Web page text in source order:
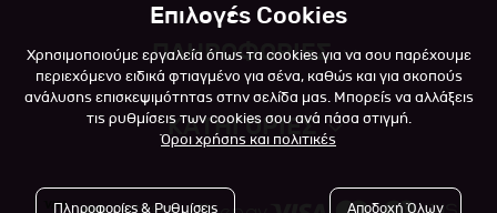
Πληροφορίες λογαριασμού
Λίστα αγαπημένων
Πολιτική επιστροφών
ΠΛΗΡΟΦΟΡΙΕΣ
Σχετικά
Επικοινωνία
Blog
ΚΑΤΗΓΟΡΙΕΣ
Επιλογές Cookies
Χρησιμοποιούμε εργαλεία όπως τα cookies για να σου παρέχουμε
περιεχόμενο ειδικά φτιαγμένο για σένα, καθώς και για σκοπούς
ανάλυσης επισκεψιμότητας στην σελίδα μας. Μπορείς να αλλάξεις
τις ρυθμίσεις των cookies σου ανά πάσα στιγμή.
Όροι χρήσης και πολιτικές
Πληροφορίες & Ρυθμίσεις Αποδοχή Όλων